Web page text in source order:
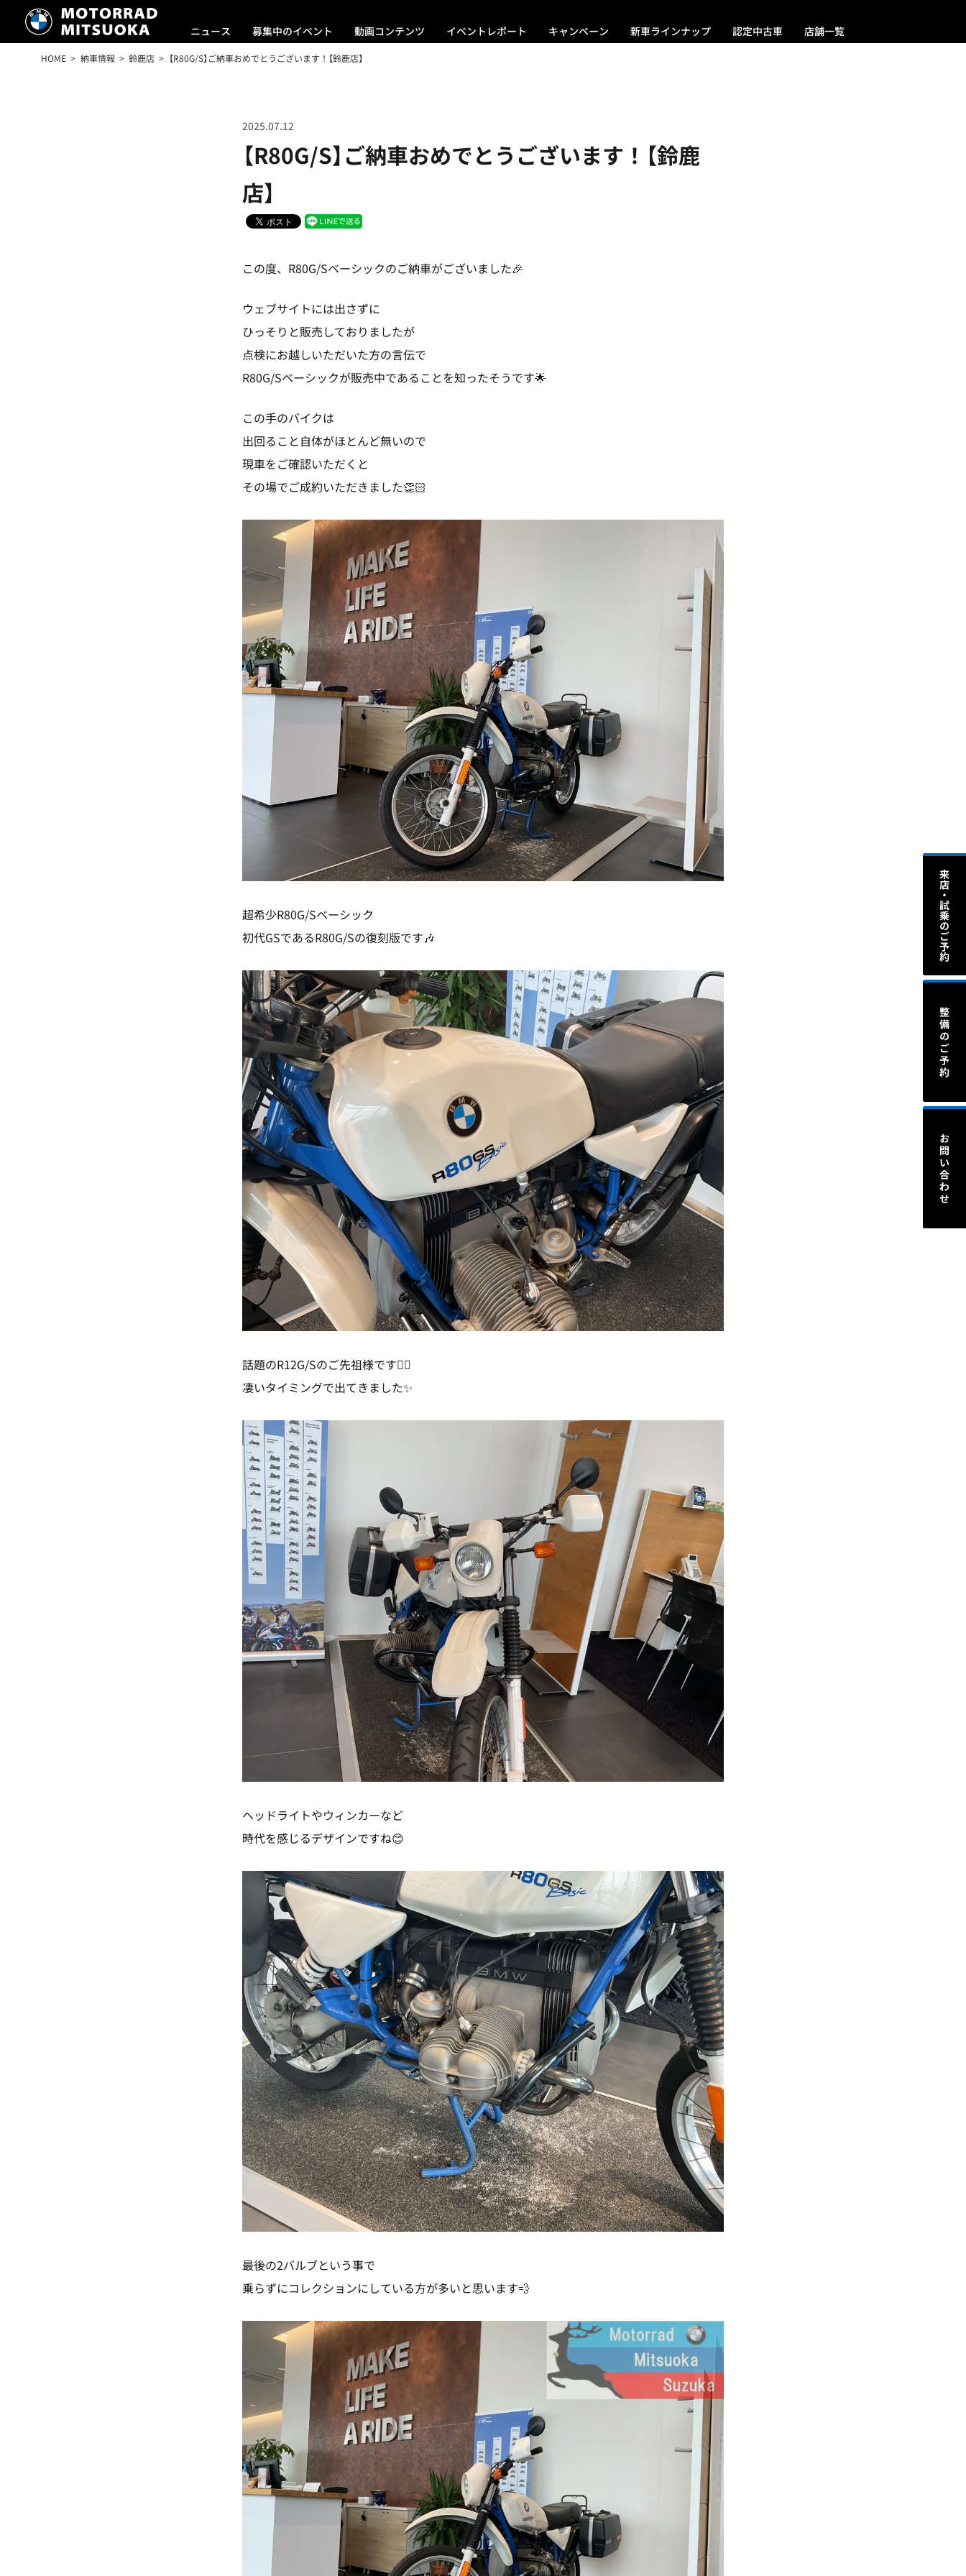
ニュース 募集中のイベント 動画コンテンツ イベントレポート キャンペーン 新車ラインナップ 認定中古車 店舗一覧
HOME 納車情報 鈴鹿店 【R80G/S】ご納車おめでとうございます！【鈴鹿店】
【R80G/S】ご納車おめでとうございます！【鈴鹿
店】
2025.07.12
この度、R80G/Sベーシックのご納車がございました🎉
ウェブサイトには出さずに
ひっそりと販売しておりましたが
点検にお越しいただいた方の言伝で
R80G/Sベーシックが販売中であることを知ったそうです🌟
この手のバイクは
出回ること自体がほとんど無いので
現車をご確認いただくと
その場でご成約いただきました👏🏻
超希少R80G/Sベーシック
初代GSであるR80G/Sの復刻版です🎶
話題のR12G/Sのご先祖様です☝🏻
凄いタイミングで出てきました✨
ヘッドライトやウィンカーなど
時代を感じるデザインですね😊
最後の2バルブという事で
乗らずにコレクションにしている方が多いと思います💨